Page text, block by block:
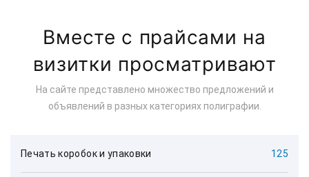
Вместе с прайсами на
визитки просматривают
На сайте представлено множество предложений и
объявлений в разных категориях полиграфии.
Печать коробок и упаковки 125